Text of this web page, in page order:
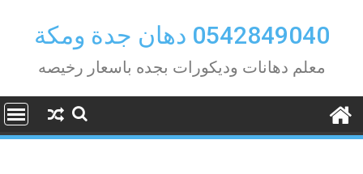
content0542849040 دهان جدة ومكة
معلم دهانات وديكورات بجده باسعار رخيصه